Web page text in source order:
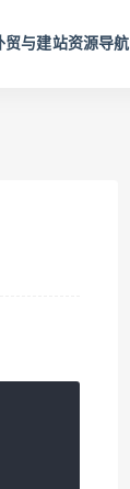
贸与建站资源导航